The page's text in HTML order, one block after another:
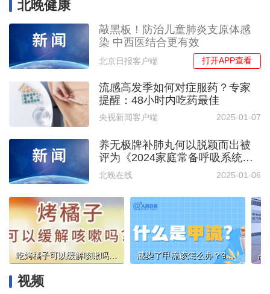
北晚健康
敲黑板！防治儿童肺炎支原体感
染 中西医结合更有效
北京日报客户端 打开APP查看
流感高发季如何对症服药？专家
提醒：48小时内吃药最佳
央视新闻客户端 2025-01-07
养无极牌补肺丸何以脱颖而出被
评为《2024家庭常备呼吸系统用
药》
北晚在线 2025-01-06
吃烤橘子可以缓解咳嗽吗？教你正确做法 感染了甲流该怎么办？9图了解
视频